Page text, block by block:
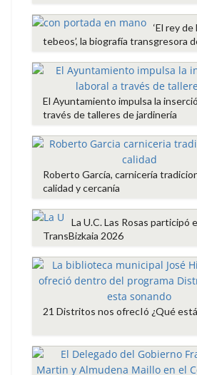
‘El rey de
tebeos’, la biografía transgresora
El Ayuntamiento impulsa la
través de talleres de jardinería
Roberto García, carnicería
calidad y cercanía
La U.C. Las Rosas participó
TransBizkaia 2026
21 Distritos nos ofrecIó ¿Qué